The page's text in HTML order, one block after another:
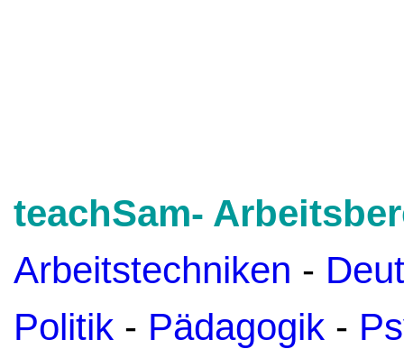
teachSam-
Arbeitstechniken -
Politik - Pädagogik -